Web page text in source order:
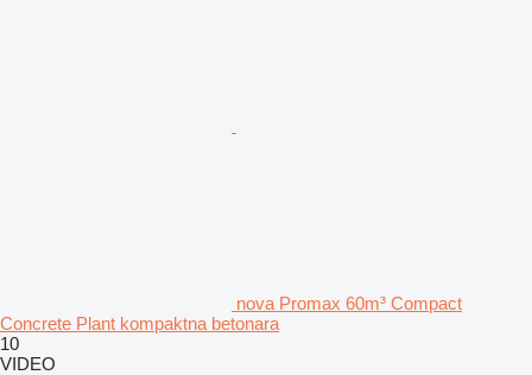
nova Promax 60m³ Compact
Concrete Plant kompaktna betonara
10
VIDEO